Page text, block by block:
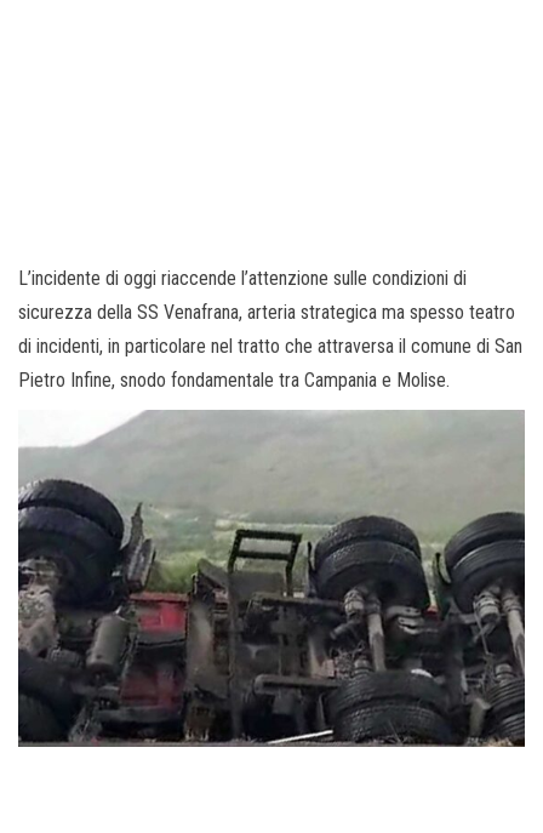
L’incidente di oggi riaccende l’attenzione sulle condizioni di
sicurezza della SS Venafrana, arteria strategica ma spesso teatro
di incidenti, in particolare nel tratto che attraversa il comune di San
Pietro Infine, snodo fondamentale tra Campania e Molise.